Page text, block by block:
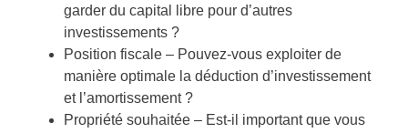
garder du capital libre pour d’autres
investissements ?
Position fiscale – Pouvez-vous exploiter de
manière optimale la déduction d’investissement
et l’amortissement ?
Propriété souhaitée – Est-il important que vous